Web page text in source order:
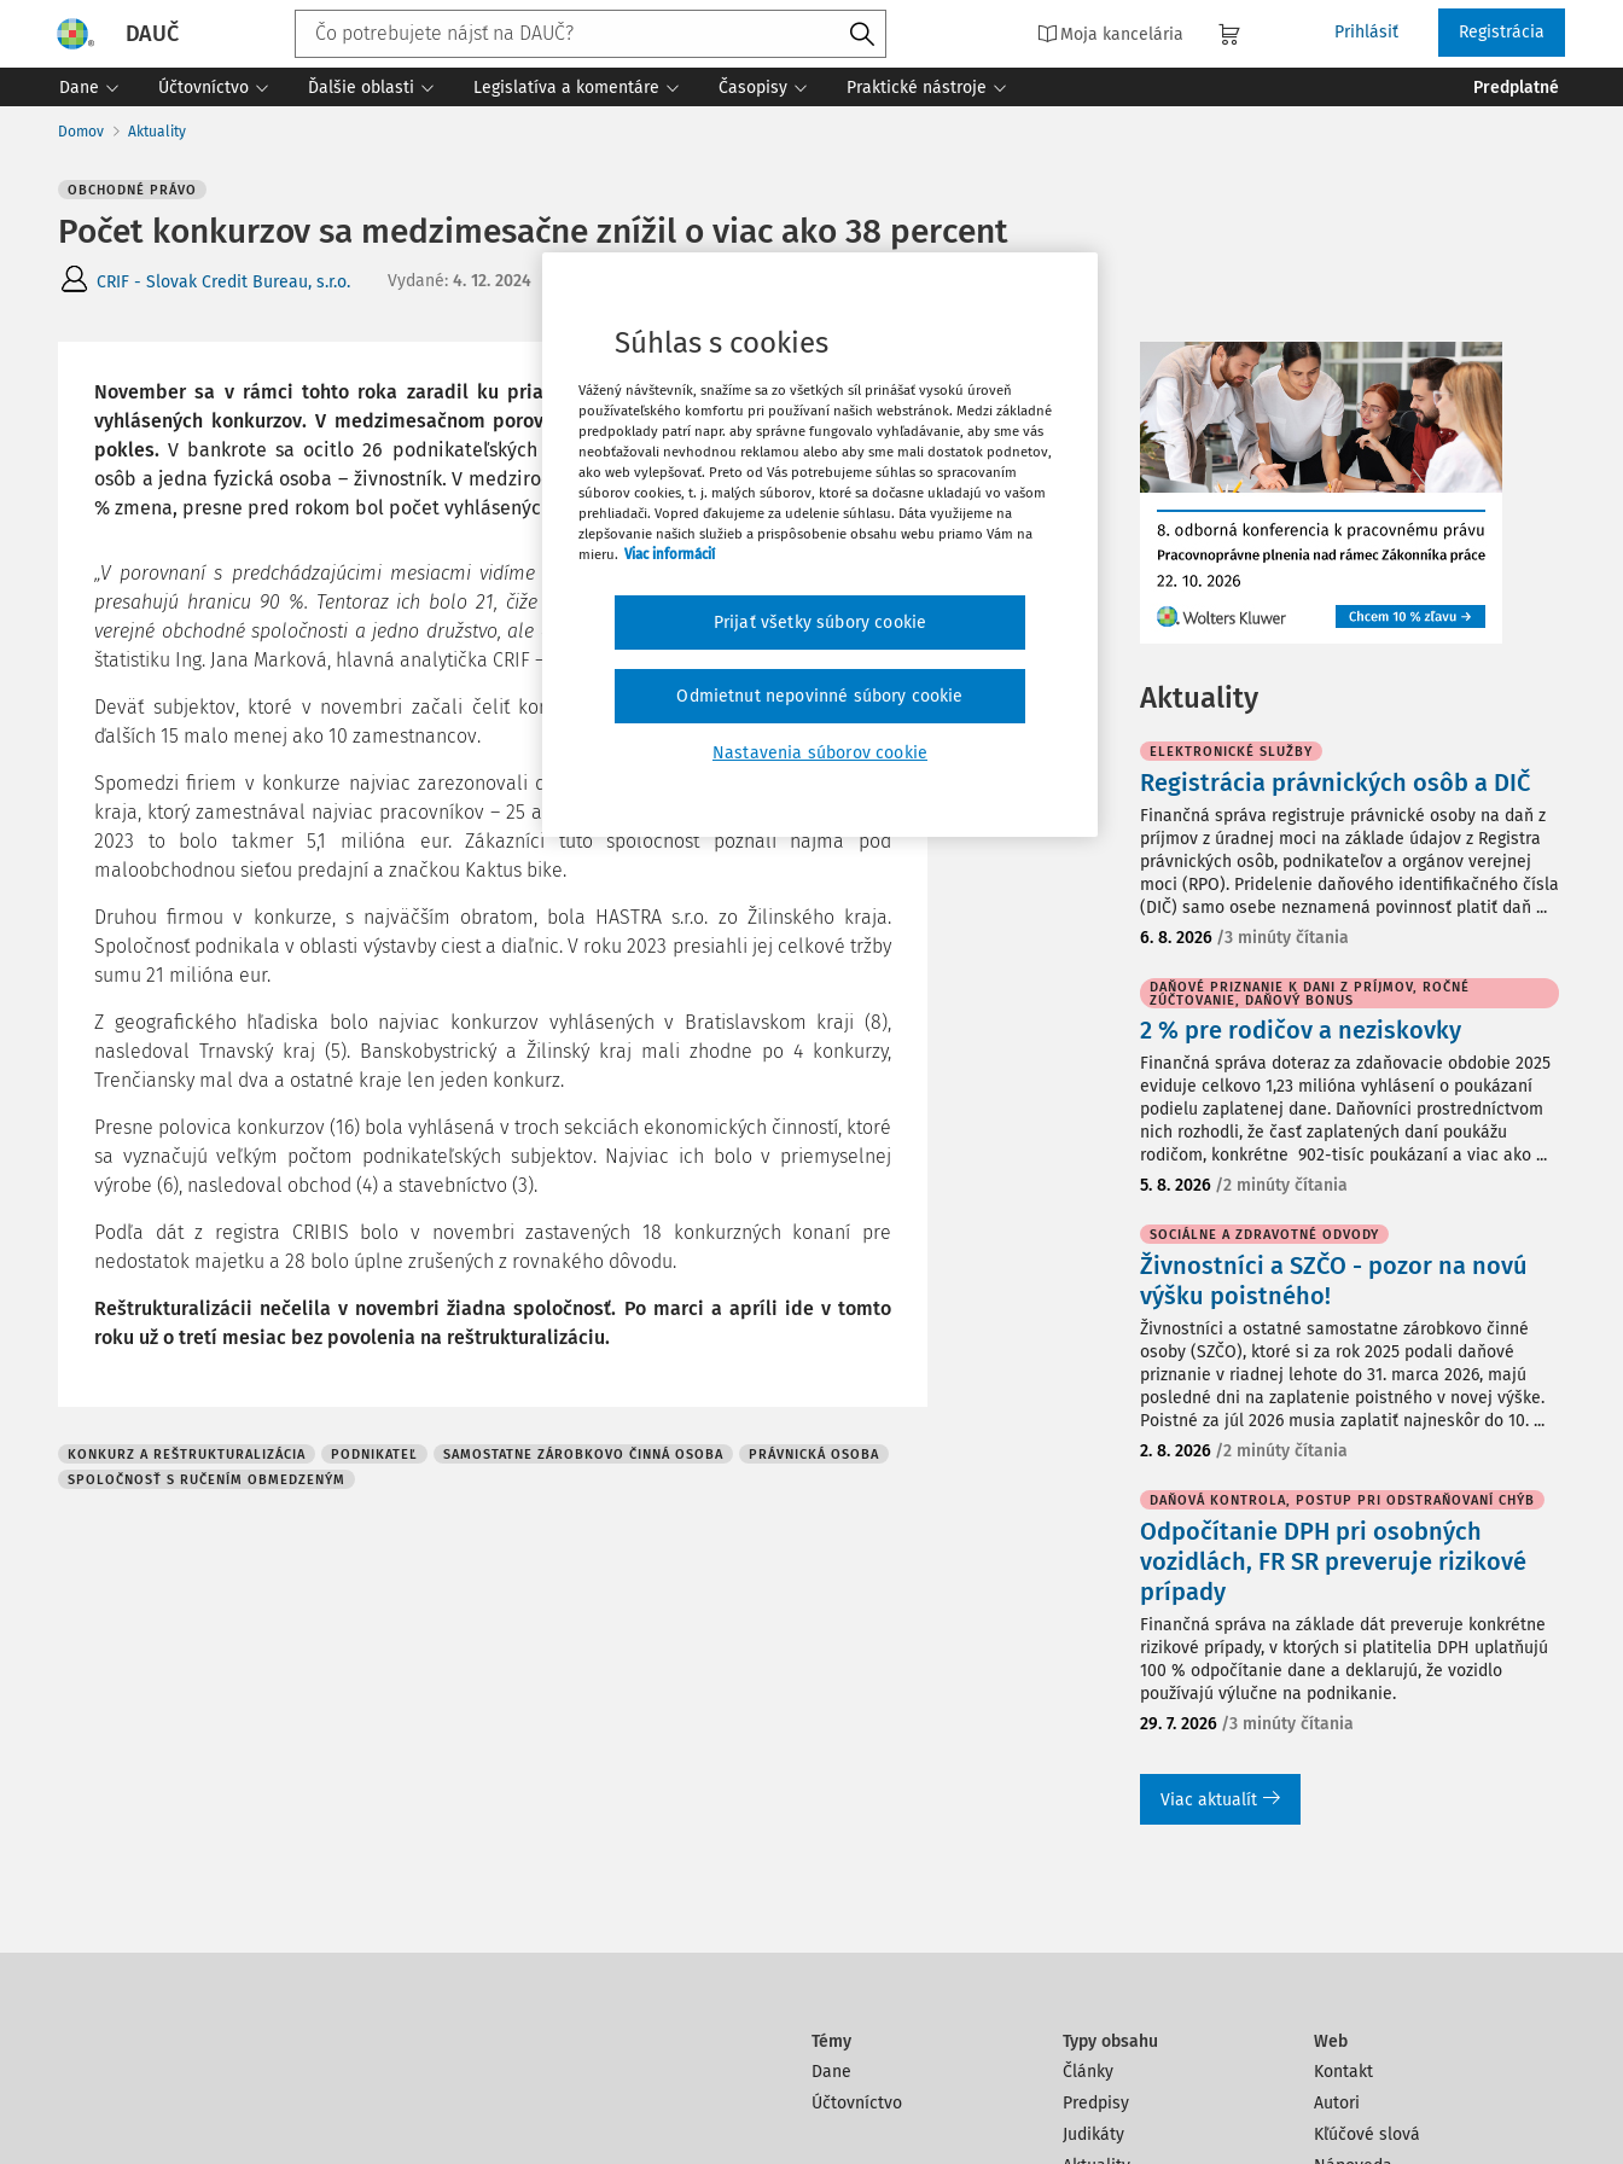
DAUČ Moja kancelária Prihlásiť Registrácia
Dane Účtovníctvo Ďalšie oblasti Legislatíva a komentáre Časopisy Praktické nástroje Predplatné
Domov Aktuality
OBCHODNÉ PRÁVO
Počet konkurzov sa medzimesačne znížil o viac ako 38 percent
CRIF - Slovak Credit Bureau, s.r.o. Vydané: 4. 12. 2024
November sa v rámci tohto roka zaradil ku priaznivejším mesiacom z hľadiska počtu
vyhlásených konkurzov. V medzimesačnom porovnaní s októbrom ide o viac ako 38 %
pokles.V bankrote sa ocitlo 26 podnikateľských subjektov, z toho bolo 25 právnických
osôb a jedna fyzická osoba – živnostník. V medziročnom porovnaní nastala len nepatrná 4
% zmena, presne pred rokom bol počet vyhlásených konkurzov 25.
„V porovnaní s predchádzajúcimi mesiacmi vidíme nižšie zastúpenie eseročiek, ktoré bežne
presahujú hranicu 90 %. Tentoraz ich bolo 21, čiže len 84 %. Do konkurzu sa dostali aj tri
verejné obchodné spoločnosti a jedno družstvo, ale ani jedna akciová spoločnosť,“približuje
štatistiku Ing. Jana Marková, hlavná analytička CRIF – Slovak Credit Bureau.
Deväť subjektov, ktoré v novembri začali čeliť konkurzu, nemalo žiadneho zamestnanca,
ďalších 15 malo menej ako 10 zamestnancov.
Spomedzi firiem v konkurze najviac zarezonovali dve, a to KTS bike s.r.o. z Bratislavského
kraja, ktorý zamestnával najviac pracovníkov – 25 až 49 a dosahoval miliónové tržby. V roku
2023 to bolo takmer 5,1 milióna eur. Zákazníci túto spoločnosť poznali najmä pod
maloobchodnou sieťou predajní a značkou Kaktus bike.
Druhou firmou v konkurze, s najväčším obratom, bola HASTRA s.r.o. zo Žilinského kraja.
Spoločnosť podnikala v oblasti výstavby ciest a diaľnic. V roku 2023 presiahli jej celkové tržby
sumu 21 milióna eur.
Z geografického hľadiska bolo najviac konkurzov vyhlásených v Bratislavskom kraji (8),
nasledoval Trnavský kraj (5). Banskobystrický a Žilinský kraj mali zhodne po 4 konkurzy,
Trenčiansky mal dva a ostatné kraje len jeden konkurz.
Presne polovica konkurzov (16) bola vyhlásená v troch sekciách ekonomických činností, ktoré
sa vyznačujú veľkým počtom podnikateľských subjektov. Najviac ich bolo v priemyselnej
výrobe (6), nasledoval obchod (4) a stavebníctvo (3).
Podľa dát z registra CRIBIS bolo v novembri zastavených 18 konkurzných konaní pre
nedostatok majetku a 28 bolo úplne zrušených z rovnakého dôvodu.
Reštrukturalizácii nečelila v novembri žiadna spoločnosť. Po marci a apríli ide v tomto
roku už o tretí mesiac bez povolenia na reštrukturalizáciu.
KONKURZ A REŠTRUKTURALIZÁCIA PODNIKATEĽ SAMOSTATNE ZÁROBKOVO ČINNÁ OSOBA
PRÁVNICKÁ OSOBA
SPOLOČNOSŤ S RUČENÍM OBMEDZENÝM
Obľúbené
Stiahnuť
Vytlačiť
Aktuality
ELEKTRONICKÉ SLUŽBY
Registrácia právnických osôb a DIČ
Finančná správa registruje právnické osoby na daň z
príjmov z úradnej moci na základe údajov z Registra
právnických osôb, podnikateľov a orgánov verejnej
moci (RPO). Pridelenie daňového identifikačného čísla
(DIČ) samo osebe neznamená povinnosť platiť daň ...
6. 8. 2026 /3 minúty čítania
DAŇOVÉ PRIZNANIE K DANI Z PRÍJMOV, ROČNÉ
ZÚČTOVANIE, DAŇOVÝ BONUS
2 % pre rodičov a neziskovky
Finančná správa doteraz za zdaňovacie obdobie 2025
eviduje celkovo 1,23 milióna vyhlásení o poukázaní
podielu zaplatenej dane. Daňovníci prostredníctvom
nich rozhodli, že časť zaplatených daní poukážu
rodičom, konkrétne 902-tisíc poukázaní a viac ako ...
5. 8. 2026 /2 minúty čítania
SOCIÁLNE A ZDRAVOTNÉ ODVODY
Živnostníci a SZČO - pozor na novú
výšku poistného!
Živnostníci a ostatné samostatne zárobkovo činné
osoby (SZČO), ktoré si za rok 2025 podali daňové
priznanie v riadnej lehote do 31. marca 2026, majú
posledné dni na zaplatenie poistného v novej výške.
Poistné za júl 2026 musia zaplatiť najneskôr do 10. ...
2. 8. 2026 /2 minúty čítania
DAŇOVÁ KONTROLA, POSTUP PRI ODSTRAŇOVANÍ CHÝB
Odpočítanie DPH pri osobných
vozidlách, FR SR preveruje rizikové
prípady
Finančná správa na základe dát preveruje konkrétne
rizikové prípady, v ktorých si platitelia DPH uplatňujú
100 % odpočítanie dane a deklarujú, že vozidlo
používajú výlučne na podnikanie.
29. 7. 2026 /3 minúty čítania
Viac aktualít
Témy
Dane
Účtovníctvo
Typy obsahu
Články
Predpisy
Judikáty
Web
Kontakt
Autori
Kľúčové slová
Súhlas s cookies
Vážený návštevník, snažíme sa zo všetkých síl prinášať vysokú úroveň
používateľského komfortu pri používaní našich webstránok. Medzi základné
predpoklady patrí napr. aby správne fungovalo vyhľadávanie, aby sme vás
neobťažovali nevhodnou reklamou alebo aby sme mali dostatok podnetov,
ako web vylepšovať. Preto od Vás potrebujeme súhlas so spracovaním
súborov cookies, t. j. malých súborov, ktoré sa dočasne ukladajú vo vašom
prehliadači. Vopred ďakujeme za udelenie súhlasu. Dáta využijeme na
zlepšovanie našich služieb a prispôsobenie obsahu webu priamo Vám na
mieru. Viac informácií
Nastavenia súborov cookie
Odmietnut nepovinné súbory cookie
Prijať všetky súbory cookie